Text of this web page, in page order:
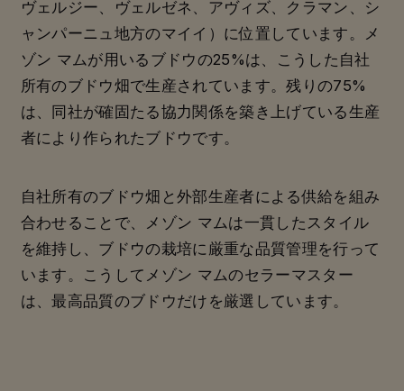
ヴェルジー、ヴェルゼネ、アヴィズ、クラマン、シ
ャンパーニュ地方のマイイ）に位置しています。メ
ゾン マムが用いるブドウの25%は、こうした自社
所有のブドウ畑で生産されています。残りの75%
は、同社が確固たる協力関係を築き上げている生産
者により作られたブドウです。
自社所有のブドウ畑と外部生産者による供給を組み
合わせることで、メゾン マムは一貫したスタイル
を維持し、ブドウの栽培に厳重な品質管理を行って
います。こうしてメゾン マムのセラーマスター
は、最高品質のブドウだけを厳選しています。